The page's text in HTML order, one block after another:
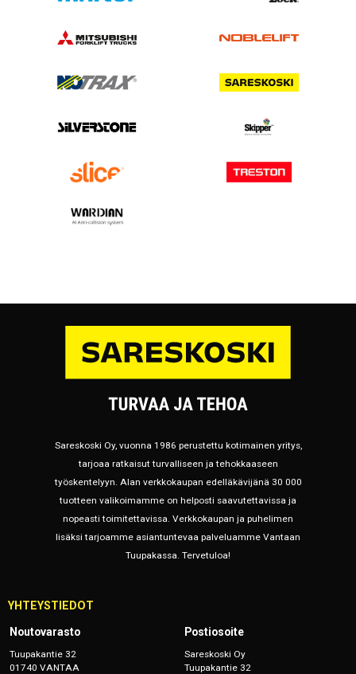
Sareskoski Oy, vuonna 1986 perustettu kotimainen yritys,
tarjoaa ratkaisut turvalliseen ja tehokkaaseen
työskentelyyn. Alan verkkokaupan edelläkävijänä 30 000
tuotteen valikoimamme on helposti saavutettavissa ja
nopeasti toimitettavissa. Verkkokaupan ja puhelimen
lisäksi tarjoamme asiantuntevaa palveluamme Vantaan
Tuupakassa. Tervetuloa!
YHTEYSTIEDOT
Noutovarasto
Tuupakantie 32
01740 VANTAA
Postiosoite
Sareskoski Oy
Tuupakantie 32